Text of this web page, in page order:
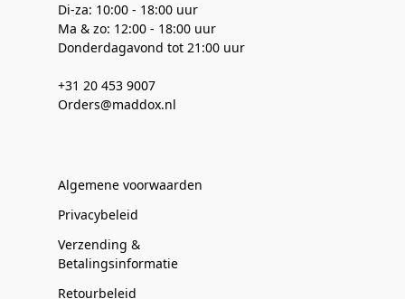
Di-za: 10:00 - 18:00 uur
Ma & zo: 12:00 - 18:00 uur
Donderdagavond tot 21:00 uur
+31 20 453 9007
Orders@maddox.nl
Algemene voorwaarden
Privacybeleid
Verzending &
Betalingsinformatie
Retourbeleid